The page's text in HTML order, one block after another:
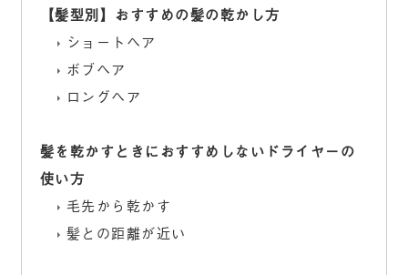
【髪型別】おすすめの髪の乾かし方
ショートヘア
ボブヘア
ロングヘア
髪を乾かすときにおすすめしないドライヤーの
使い方
毛先から乾かす
髪との距離が近い